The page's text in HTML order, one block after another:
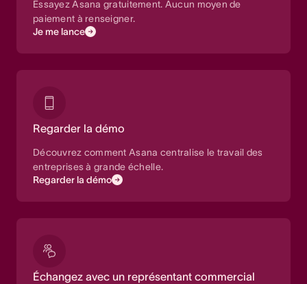
Essayez Asana gratuitement. Aucun moyen de
paiement à renseigner.
Je me lance
Regarder la démo
Découvrez comment Asana centralise le travail des
entreprises à grande échelle.
Regarder la démo
Échangez avec un représentant commercial